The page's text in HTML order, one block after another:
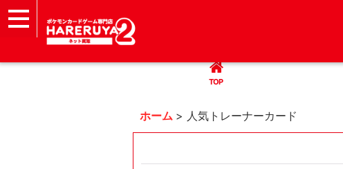
TOP
ホーム > 人気トレーナーカード